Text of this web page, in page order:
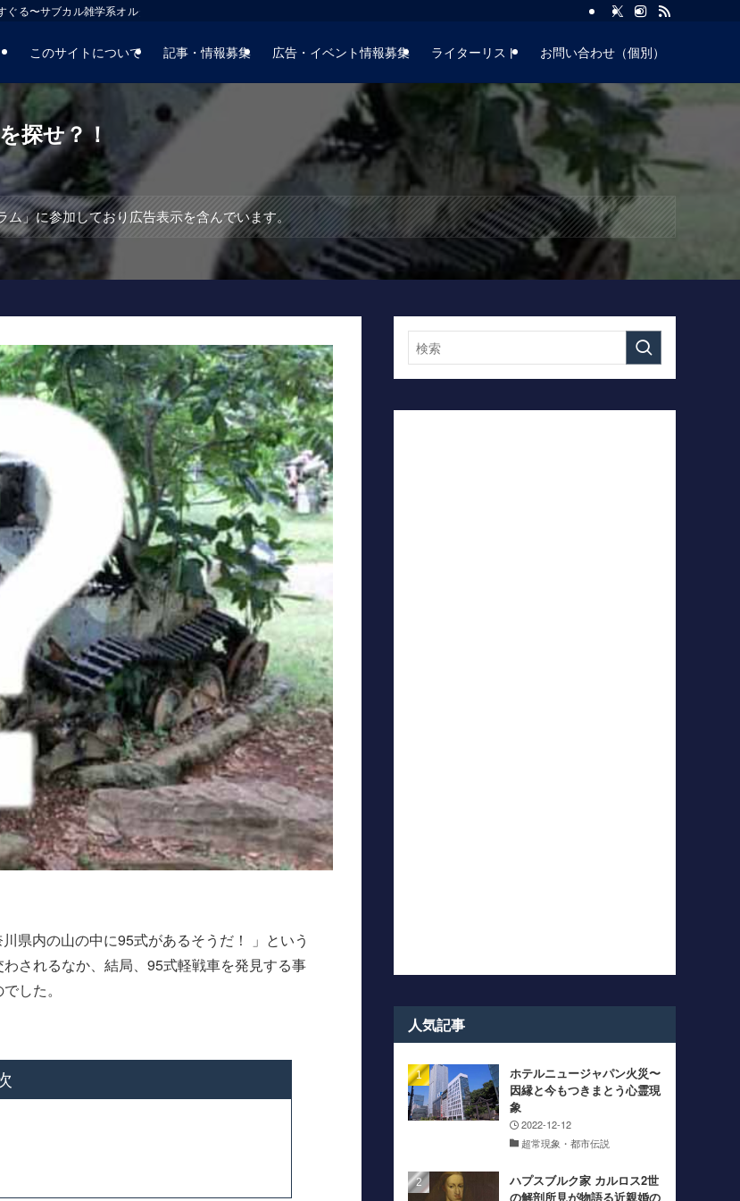
る〜サブカル雑学系オルタナティブサイト
このサイトについて 記事・情報募集 広告・イベント情報募集 ライターリスト お問い合わせ（個別）
探せ？！
」に参加しており広告表示を含んでいます。
県内の山の中に95式があるそうだ！ 」という
されるなか、結局、95式軽戦車を発見する事
した。
人気記事
ホテルニュージャパン火災〜
因縁と今もつきまとう心霊現
象
2022-12-12
超常現象・都市伝説
ハプスブルク家 カルロス2世
の解剖所見が物語る近親婚の